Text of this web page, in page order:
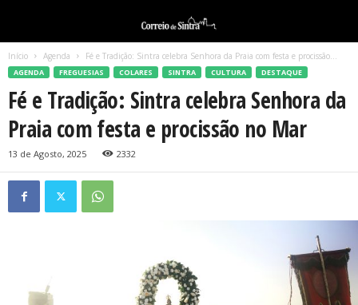
Início Agenda Fé e Tradição: Sintra celebra Senhora da Praia com festa e procissão...
AGENDA FREGUESIAS COLARES SINTRA CULTURA DESTAQUE
Fé e Tradição: Sintra celebra Senhora da
Praia com festa e procissão no Mar
13 de Agosto, 2025 2332